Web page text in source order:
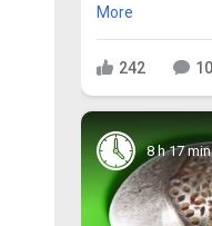
More
242
8 h 17 min